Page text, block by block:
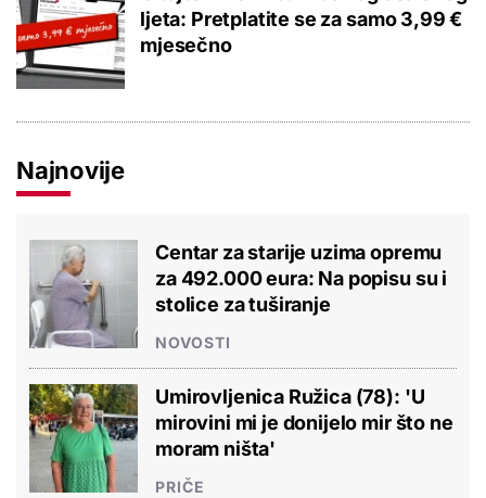
ljeta: Pretplatite se za samo 3,99 €
mjesečno
Najnovije
Centar za starije uzima opremu
za 492.000 eura: Na popisu su i
stolice za tuširanje
NOVOSTI
Umirovljenica Ružica (78): 'U
mirovini mi je donijelo mir što ne
moram ništa'
PRIČE